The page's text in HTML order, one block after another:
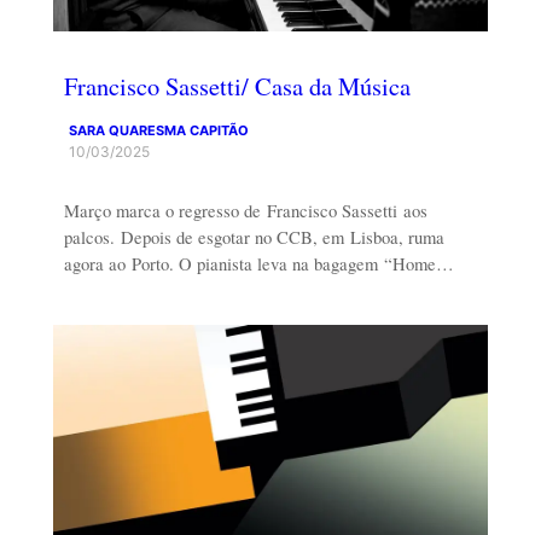
Francisco Sassetti/ Casa da Música
SARA QUARESMA CAPITÃO
10/03/2025
Março marca o regresso de Francisco Sassetti aos
palcos. Depois de esgotar no CCB, em Lisboa, ruma
agora ao Porto. O pianista leva na bagagem “Home…